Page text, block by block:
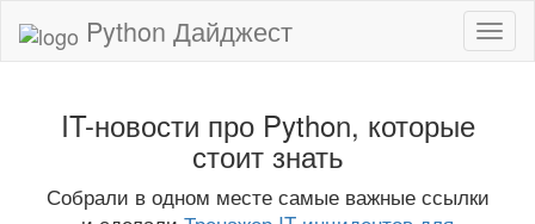
Python Дайджест
IT-новости про Python, которые
стоит знать
Собрали в одном месте самые важные ссылки